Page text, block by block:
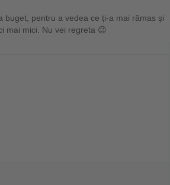
buget, pentru a vedea ce ți-a mai rămas și
mai mici. Nu vei regreta 😉